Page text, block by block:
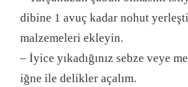
dibine 1 avuç kadar nohut
malzemeleri ekleyin.
– İyice yıkadığınız sebze veye
iğne ile delikler açalım.